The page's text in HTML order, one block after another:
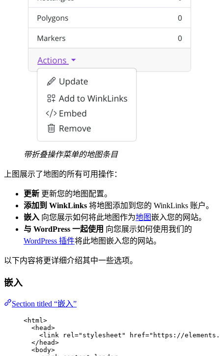
带折叠操作菜单的地图条目
上图展示了地图的所有可用操作：
更新 更新您的地图配置。
添加到 WinkLinks 将地图添加到您的 WinkLinks 账户。
嵌入 向您展示如何将此地图作为地图嵌入您的网站。
与 WordPress 一起使用 向您展示如何使用我们的
WordPress 插件将此地图嵌入您的网站。
以下内容将更详细介绍其中一些选项。
嵌入
Section titled “嵌入”
<html>
<head>
<link rel=" stylesheet " href=" https://
</ head>
<body>